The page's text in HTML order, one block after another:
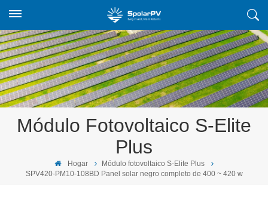
Módulo Fotovoltaico S-Elite
Plus
Hogar
Módulo fotovoltaico S-Elite Plus
SPV420-PM10-108BD Panel solar negro completo de 400 ~ 420 w